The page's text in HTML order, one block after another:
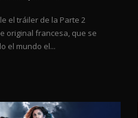
el tráiler de la Parte 2
original francesa, que se
el mundo el...